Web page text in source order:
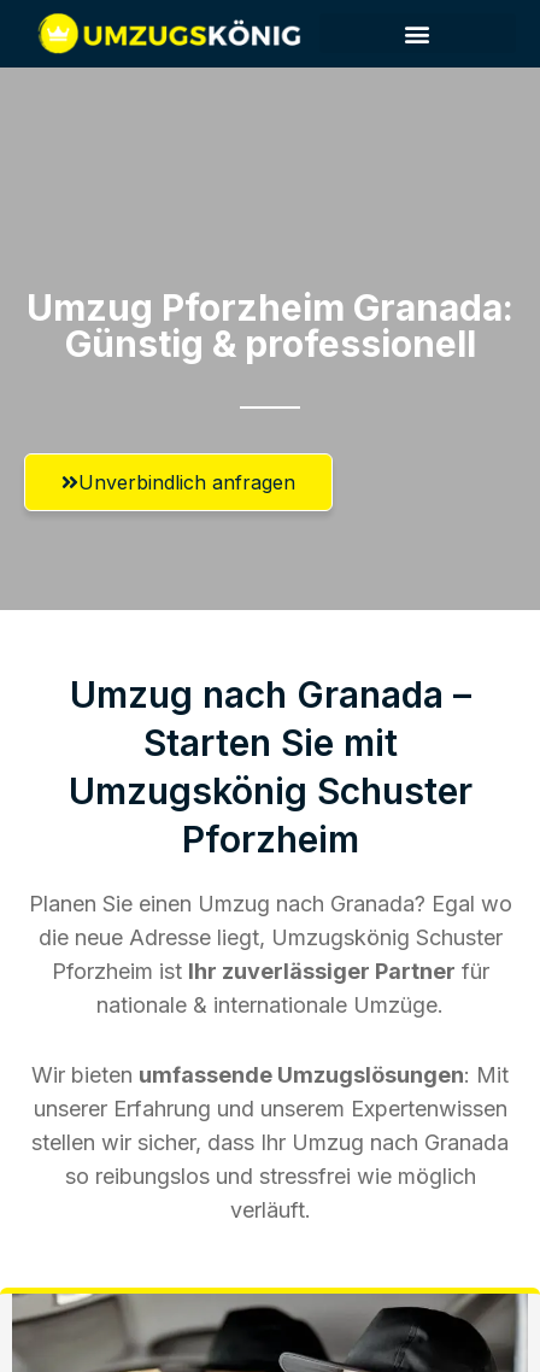
Umzug Pforzheim​ Granada:
Günstig & professionell​
Unverbindlich anfragen
Umzug nach Granada –
Starten Sie mit
Umzugskönig Schuster
Pforzheim
Planen Sie einen Umzug nach Granada? Egal wo
die neue Adresse liegt, Umzugskönig Schuster
Pforzheim ist Ihr zuverlässiger Partner für
nationale & internationale Umzüge.
Wir bieten umfassende Umzugslösungen: Mit
unserer Erfahrung und unserem Expertenwissen
stellen wir sicher, dass Ihr Umzug nach Granada
so reibungslos und stressfrei wie möglich
verläuft.